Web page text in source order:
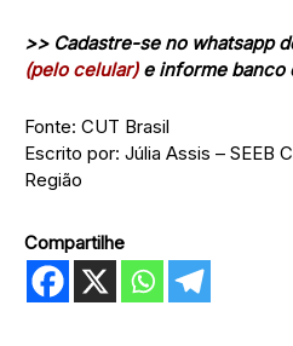
>> Cadastre-se no whatsapp
(pelo celular)e informe banco
Fonte: CUT Brasil
Escrito por: Júlia Assis – SEEB
Região
Compartilhe